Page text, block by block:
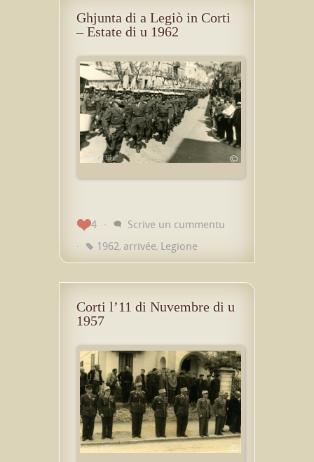
Ghjunta di a Legiò in Corti
– Estate di u 1962
4
Scrive un cummentu
1962, arrivée, Legione
Corti l’11 di Nuvembre di u
1957